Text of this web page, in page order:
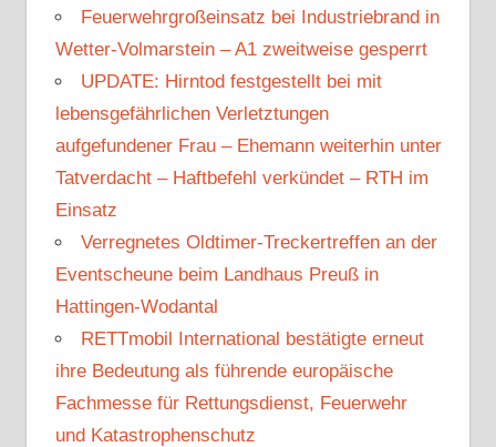
Feuerwehrgroßeinsatz bei Industriebrand in
Wetter-Volmarstein – A1 zweitweise gesperrt
UPDATE: Hirntod festgestellt bei mit
lebensgefährlichen Verletztungen
aufgefundener Frau – Ehemann weiterhin unter
Tatverdacht – Haftbefehl verkündet – RTH im
Einsatz
Verregnetes Oldtimer-Treckertreffen an der
Eventscheune beim Landhaus Preuß in
Hattingen-Wodantal
RETTmobil International bestätigte erneut
ihre Bedeutung als führende europäische
Fachmesse für Rettungsdienst, Feuerwehr
und Katastrophenschutz